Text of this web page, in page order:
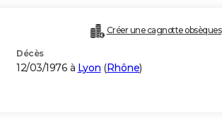
Créer une cagnotte obsèques
Décès
12/03/1976 à Lyon (Rhône)